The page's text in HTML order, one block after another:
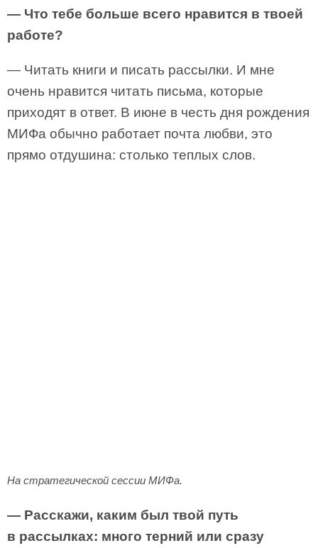
— Что тебе больше всего нравится в твоей
работе?
— Читать книги и писать рассылки. И мне
очень нравится читать письма, которые
приходят в ответ. В июне в честь дня рождения
МИФа обычно работает почта любви, это
прямо отдушина: столько теплых слов.
На стратегической сессии МИФа.
— Расскажи, каким был твой путь
в рассылках: много терний или сразу